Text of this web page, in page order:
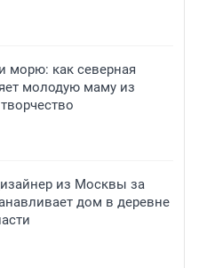
морю: как северная
молодую маму из
из Москвы за
дом в деревне